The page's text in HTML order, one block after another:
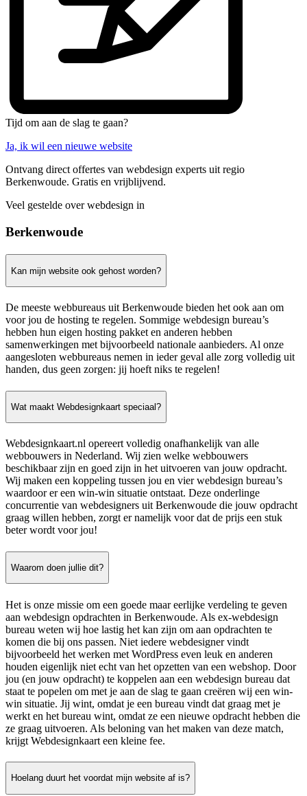
Tijd om aan de slag te gaan?
Ja, ik wil een nieuwe website
Ontvang direct offertes van webdesign experts uit regio
Berkenwoude. Gratis en vrijblijvend.
Veel gestelde over webdesign in
Berkenwoude
Kan mijn website ook gehost worden?
De meeste webbureaus uit Berkenwoude bieden het ook aan om
voor jou de hosting te regelen. Sommige webdesign bureau’s
hebben hun eigen hosting pakket en anderen hebben
samenwerkingen met bijvoorbeeld nationale aanbieders. Al onze
aangesloten webbureaus nemen in ieder geval alle zorg volledig uit
handen, dus geen zorgen: jij hoeft niks te regelen!
Wat maakt Webdesignkaart speciaal?
Webdesignkaart.nl opereert volledig onafhankelijk van alle
webbouwers in Nederland. Wij zien welke webbouwers
beschikbaar zijn en goed zijn in het uitvoeren van jouw opdracht.
Wij maken een koppeling tussen jou en vier webdesign bureau’s
waardoor er een win-win situatie ontstaat. Deze onderlinge
concurrentie van webdesigners uit Berkenwoude die jouw opdracht
graag willen hebben, zorgt er namelijk voor dat de prijs een stuk
beter wordt voor jou!
Waarom doen jullie dit?
Het is onze missie om een goede maar eerlijke verdeling te geven
aan webdesign opdrachten in Berkenwoude. Als ex-webdesign
bureau weten wij hoe lastig het kan zijn om aan opdrachten te
komen die bij ons passen. Niet iedere webdesigner vindt
bijvoorbeeld het werken met WordPress even leuk en anderen
houden eigenlijk niet echt van het opzetten van een webshop. Door
jou (en jouw opdracht) te koppelen aan een webdesign bureau dat
staat te popelen om met je aan de slag te gaan creëren wij een win-
win situatie. Jij wint, omdat je een bureau vindt dat graag met je
werkt en het bureau wint, omdat ze een nieuwe opdracht hebben die
ze graag uitvoeren. Als beloning van het maken van deze match,
krijgt Webdesignkaart een kleine fee.
Hoelang duurt het voordat mijn website af is?